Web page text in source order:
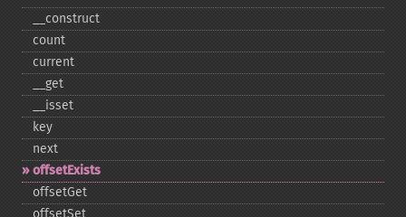
_​_​construct
count
current
_​_​get
_​_​isset
key
next
offsetExists
offsetGet
offsetSet